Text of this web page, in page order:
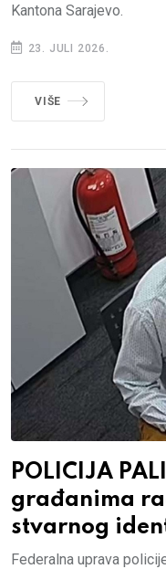
Kantona Sarajevo.
23. JULI 2026.
VIŠE
POLICIJA
građanima
stvarnog
Federalna uprava